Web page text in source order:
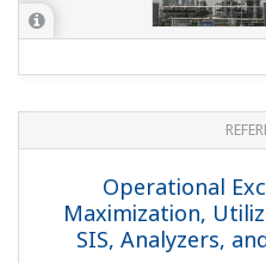
Operational
Maximization,
SIS, Analyzers,